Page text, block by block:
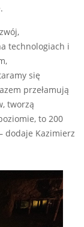
technologiach i
się
przełamują
tworzą
to 200
dodaje Kazimierz